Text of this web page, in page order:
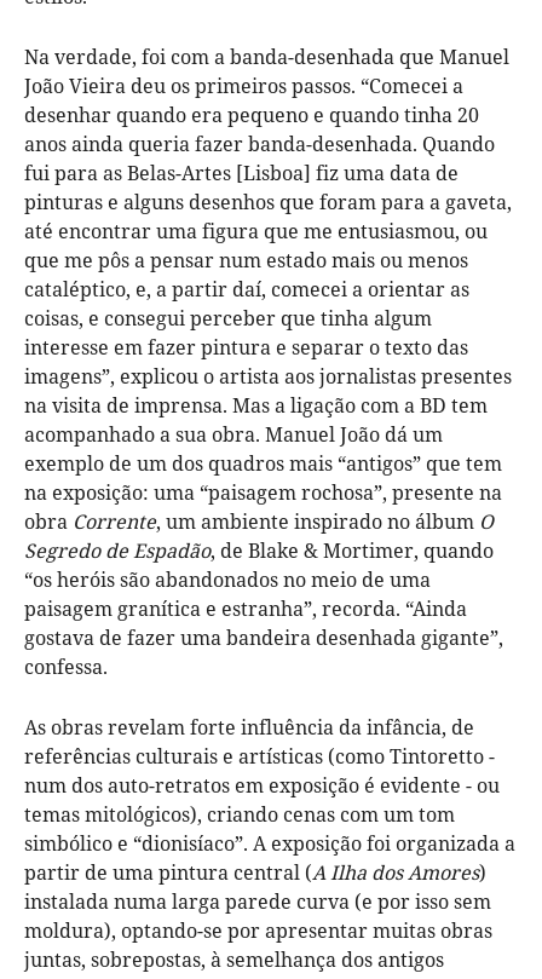
Na verdade, foi com a banda-desenhada que Manuel
João Vieira deu os primeiros passos. “Comecei a
desenhar quando era pequeno e quando tinha 20
anos ainda queria fazer banda-desenhada. Quando
fui para as Belas-Artes [Lisboa] fiz uma data de
pinturas e alguns desenhos que foram para a gaveta,
até encontrar uma figura que me entusiasmou, ou
que me pôs a pensar num estado mais ou menos
cataléptico, e, a partir daí, comecei a orientar as
coisas, e consegui perceber que tinha algum
interesse em fazer pintura e separar o texto das
imagens”, explicou o artista aos jornalistas presentes
na visita de imprensa. Mas a ligação com a BD tem
acompanhado a sua obra. Manuel João dá um
exemplo de um dos quadros mais “antigos” que tem
na exposição: uma “paisagem rochosa”, presente na
obra Corrente, um ambiente inspirado no álbum O
Segredo de Espadão, de Blake & Mortimer, quando
“os heróis são abandonados no meio de uma
paisagem granítica e estranha”, recorda. “Ainda
gostava de fazer uma bandeira desenhada gigante”,
confessa.
As obras revelam forte influência da infância, de
referências culturais e artísticas (como Tintoretto -
num dos auto-retratos em exposição é evidente - ou
temas mitológicos), criando cenas com um tom
simbólico e “dionisíaco”. A exposição foi organizada a
partir de uma pintura central (A Ilha dos Amores)
instalada numa larga parede curva (e por isso sem
moldura), optando-se por apresentar muitas obras
juntas, sobrepostas, à semelhança dos antigos